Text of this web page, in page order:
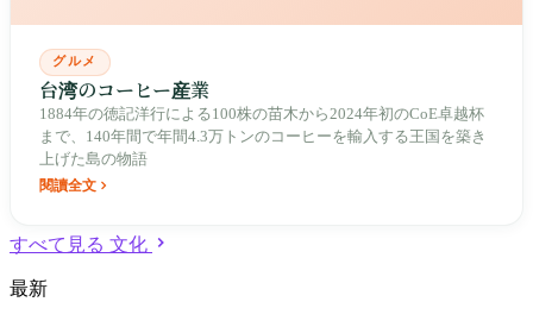
グルメ
台湾のコーヒー産業
1884年の徳記洋行による100株の苗木から2024年初のCoE卓越杯
まで、140年間で年間4.3万トンのコーヒーを輸入する王国を築き
上げた島の物語
閱讀全文
すべて見る 文化
最新